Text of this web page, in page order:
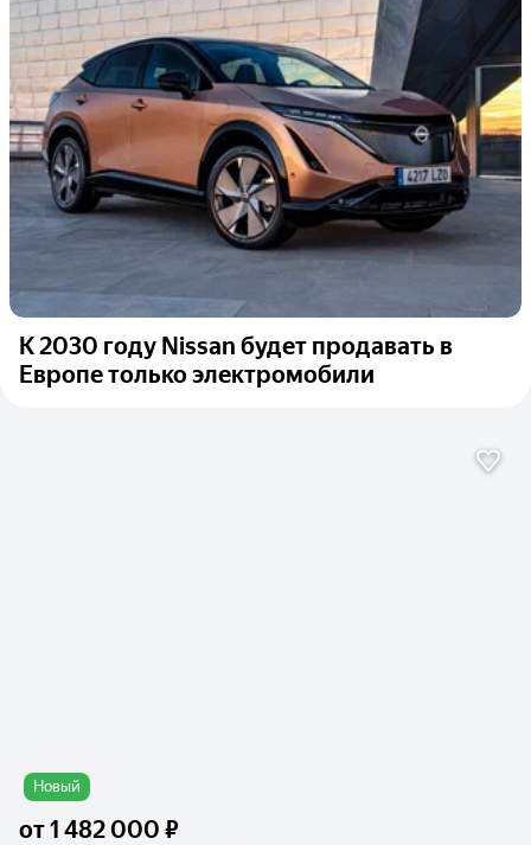
К 2030 году Nissan будет продавать в
Европе только электромобили
Новый
от1 482 000 ₽